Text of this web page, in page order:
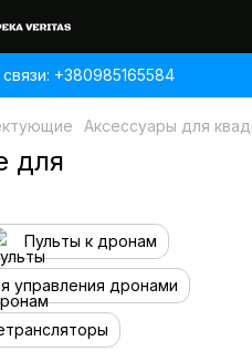
+380985165584
Аксессуары для
для
Пульты к дронам
управления дронами